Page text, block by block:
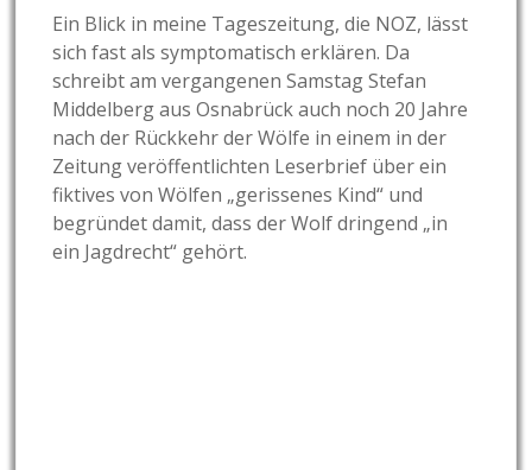
Ein Blick in meine Tageszeitung, die NOZ, lässt
sich fast als symptomatisch erklären. Da
schreibt am vergangenen Samstag Stefan
Middelberg aus Osnabrück auch noch 20 Jahre
nach der Rückkehr der Wölfe in einem in der
Zeitung veröffentlichten Leserbrief über ein
fiktives von Wölfen „gerissenes Kind“ und
begründet damit, dass der Wolf dringend „in
ein Jagdrecht“ gehört.